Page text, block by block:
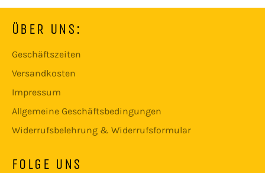
ÜBER UNS:
Geschäftszeiten
Versandkosten
Impressum
Allgemeine Geschäftsbedingungen
Widerrufsbelehrung & Widerrufsformular
FOLGE UNS